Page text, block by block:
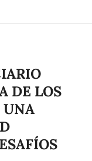
DE LOS
UNA